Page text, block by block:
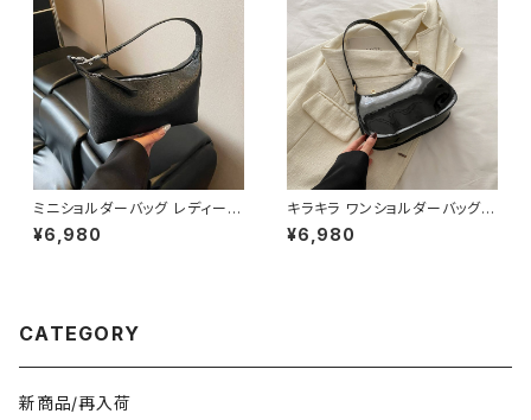
ミニショルダーバッグ レディース
ワンショルダーバッグ 無地 シン
プル バッグ 斜めがけ 大人可愛
¥6,980
キラキラ ワンショルダーバッグ
パテントバッグ レディース バッグ
光沢感 コンパクト エレガント カ
¥6,980
CATEGORY
新商品/再入荷